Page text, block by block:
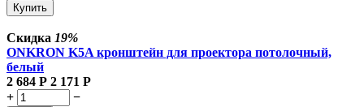
Купить
Скидка 19%
ONKRON K5A кронштейн для проектора потолочный,
белый
2 684 Р 2 171 Р
+
−